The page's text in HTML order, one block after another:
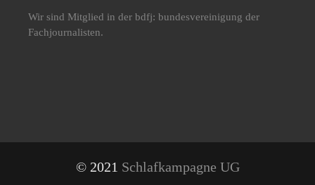
Wir sind Mitglied in der bdfj: bundesvereinigung der
Fachjournalisten.
© 2021 Schlafkampagne UG